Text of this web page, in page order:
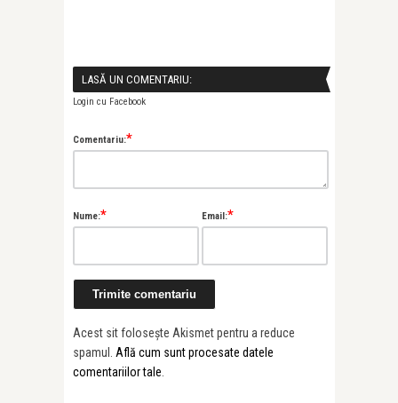
LASĂ UN COMENTARIU:
Login cu Facebook
Comentariu:*
Nume:* Email:*
Acest sit folosește Akismet pentru a reduce
spamul. Află cum sunt procesate datele
comentariilor tale